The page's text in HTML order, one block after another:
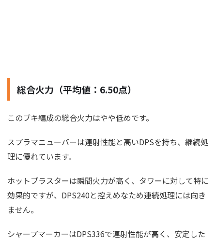
総合火力（平均値：6.50点）
このブキ編成の総合火力はやや低めです。
スプラマニューバーは連射性能と高いDPSを持ち、継続処
理に優れています。
ホットブラスターは瞬間火力が高く、タワーに対して特に
効果的ですが、DPS240と控えめなため連続処理には向き
ません。
シャープマーカーはDPS336で連射性能が高く、安定した